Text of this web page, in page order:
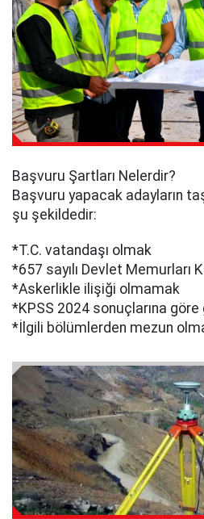
Başvuru Şartları Nelerdir?
Başvuru yapacak adayların
şu şekildedir:
*T.C. vatandaşı olmak
*657 sayılı Devlet Memurları
*Askerlikle ilişiği olmamak
*KPSS 2024 sonuçlarına
*İlgili bölümlerden mezun